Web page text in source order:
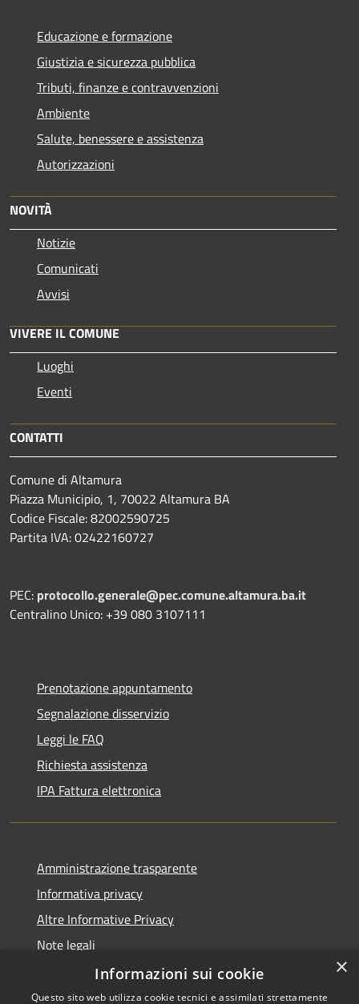
Educazione e formazione
Giustizia e sicurezza pubblica
Tributi, finanze e contravvenzioni
Ambiente
Salute, benessere e assistenza
Autorizzazioni
NOVITÀ
Notizie
Comunicati
Avvisi
VIVERE IL COMUNE
Luoghi
Eventi
CONTATTI
Comune di Altamura
Piazza Municipio, 1, 70022 Altamura BA
Codice Fiscale: 82002590725
Partita IVA: 02422160727
PEC: protocollo.generale@pec.comune.altamura.ba.it
Centralino Unico: +39 080 3107111
Prenotazione appuntamento
Segnalazione disservizio
Leggi le FAQ
Richiesta assistenza
IPA Fattura elettronica
Amministrazione trasparente
Informativa privacy
Altre Informative Privacy
Note legali
Dichiarazione di accessibilità
×
Informazioni sui cookie
Questo sito web utilizza cookie tecnici e assimilati strettamente